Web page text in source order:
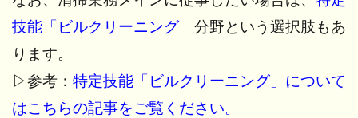
技能「ビルクリーニング」 分野という選択肢もあ
ります。
▷参考： 特定技能「ビルクリーニング」について
はこちらの記事をご覧ください。